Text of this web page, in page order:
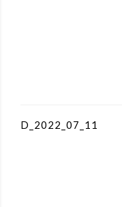
D_2022_07_11